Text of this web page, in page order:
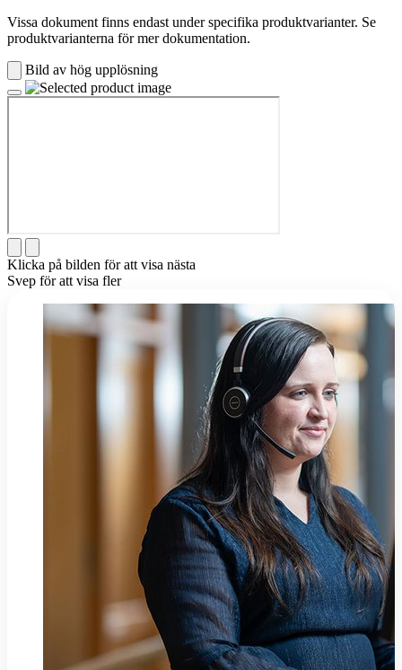
Vissa dokument finns endast under specifika produktvarianter. Se
produktvarianterna för mer dokumentation.
Bild av hög upplösning
Klicka på bilden för att visa nästa
Svep för att visa fler